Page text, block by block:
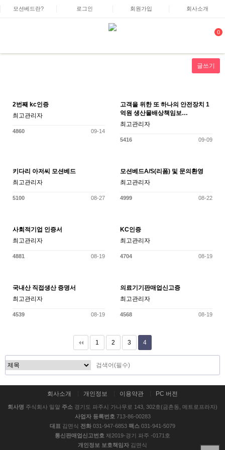
모션베드란? 로그인 회원가입 회사소개
0
글쓰기
2번째 kc인증
최고관리자
4860 09-14
고객을 위한 또 하나의 안전장치 1
억원 생산물배상책임보…
최고관리자
5416 09-09
키다리 아저씨 모션베드
최고관리자
5100 08-27
모션베드A/S(리폼) 및 문의환영
최고관리자
4999 08-22
사회적기업 인증서
최고관리자
4881 08-19
KC인증
최고관리자
4704 08-19
국내산 직접생산 증명서
최고관리자
4539 08-19
의료기기판매업신고증
최고관리자
4568 08-19
1 2 3 4
회사소개 개인정보 이용약관 PC 버전
회사명 주식회사 밀알 주소 경기도 파주시 가나무로 143, 302호(금촌동, 메트로프라자)
사업자 등록번호 713-86-00283
대표 김면식 전화 031-947-6853 팩스 031-941-5079
통신판매업신고번호 제2019-경기 파주 -0171호
개인정보 보호책임자 김면식